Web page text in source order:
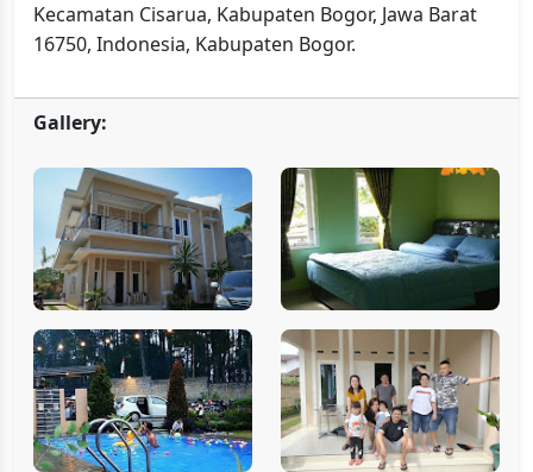
Kecamatan Cisarua, Kabupaten Bogor, Jawa Barat
16750, Indonesia, Kabupaten Bogor.
Gallery: